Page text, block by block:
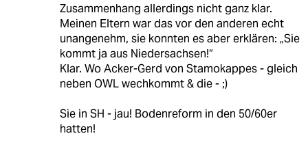
Zusammenhang allerdings nicht ganz klar.
Meinen Eltern war das vor den anderen echt
unangenehm, sie konnten es aber erklären: „Sie
kommt ja aus Niedersachsen!“
Klar. Wo Acker-Gerd von Stamokappes - gleich
neben OWL wechkommt & die - ;)
Sie in SH - jau! Bodenreform in den 50/60er
hatten!